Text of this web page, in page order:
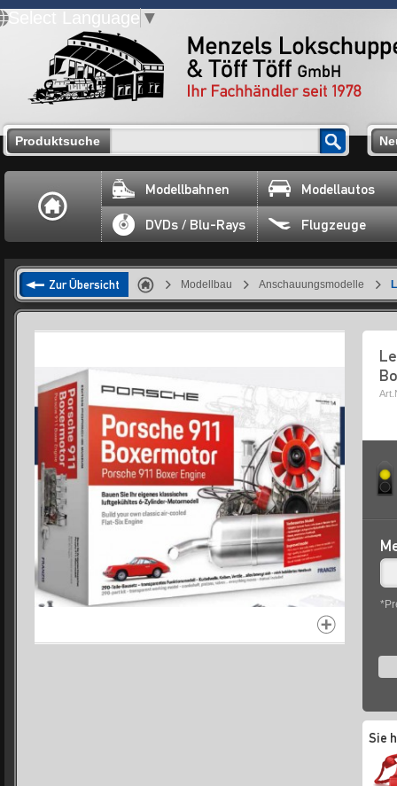
Select Language ▼
Produktsuche
Modellbahnen Modellautos
DVDs / Blu-Rays Flugzeuge
Zur Übersicht Modellbau Anschauungsmodelle
Sie